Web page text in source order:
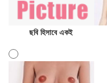
ছবি হিসাবে একই